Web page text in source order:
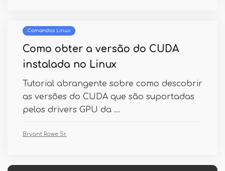
Comandos Linux
Como obter a versão do CUDA
instalada no Linux
Tutorial abrangente sobre como descobrir
as versões do CUDA que são suportadas
pelos drivers GPU da ...
Bryant Rowe Sr.